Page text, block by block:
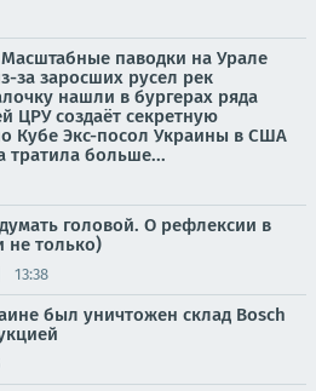
Масштабные паводки на Урале
за заросших русел рек
нашли в бургерах ряда
ЦРУ создаёт секретную
Кубе Экс-посол Украины в США
тратила больше...
головой. О рефлексии в
не только)
13:38
был уничтожен склад Bosch